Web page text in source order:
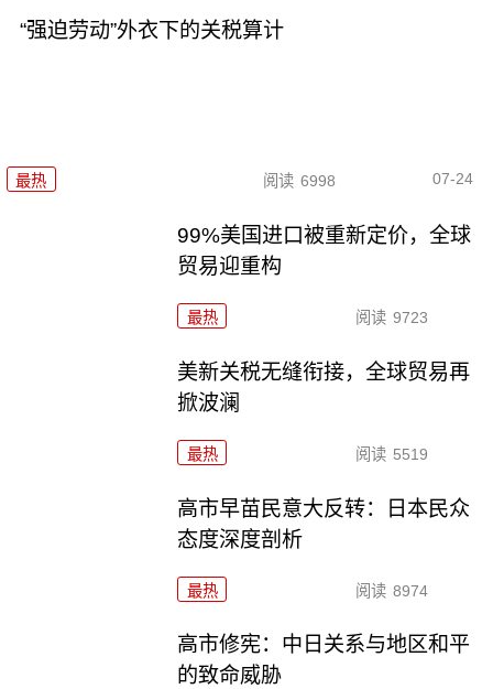
“强迫劳动”外衣下的关税算计
最热 阅读 6998 07-24
99%美国进口被重新定价，全球
贸易迎重构
最热 阅读 9723
美新关税无缝衔接，全球贸易再
掀波澜
最热 阅读 5519
高市早苗民意大反转：日本民众
态度深度剖析
最热 阅读 8974
高市修宪：中日关系与地区和平
的致命威胁